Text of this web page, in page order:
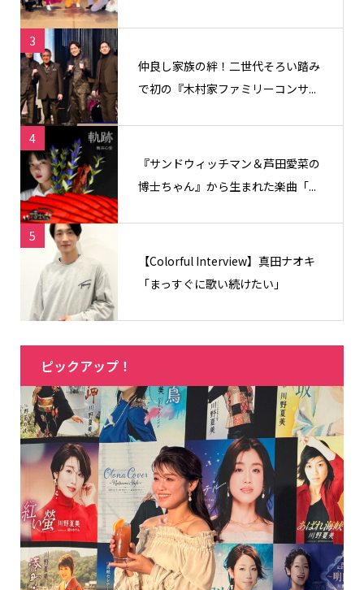
3
仲良し家族の絆！二世代そろい踏み
で初の『木村家ファミリーコンサ...
4
『サンドウィッチマン＆芦田愛菜の
博士ちゃん』から生まれた楽曲「...
5
【Colorful Interview】真田ナオキ
「まっすぐに歌い続けたい」
ピックアップ！